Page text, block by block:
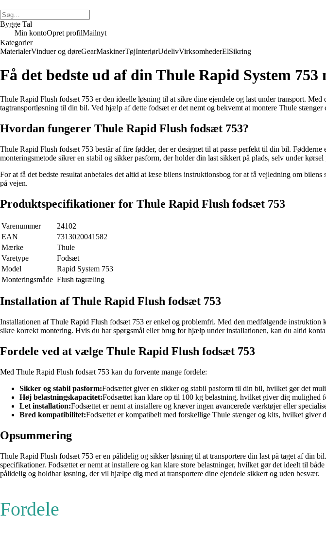
Bygge Tal
Min kontoOpret profilMailnyt
Kategorier
MaterialerVinduer og døreGearMaskinerTøjInteriørUdelivVirksomhederElSikring
Få det bedste ud af din Thule Rapid System 753
Thule Rapid Flush fodsæt 753 er den ideelle løsning til at sikre dine ejendele og last under transport.
tagtransportløsning til din bil. Ved hjælp af dette fodsæt er det nemt og bekvemt at montere Thule
Hvordan fungerer Thule Rapid Flush fodsæt 753?
Thule Rapid Flush fodsæt 753 består af fire fødder, der er designet til at passe perfekt til din bil.
monteringsmetode sikrer en stabil og sikker pasform, der holder din last sikkert på plads, selv under
For at få det bedste resultat anbefales det altid at læse bilens instruktionsbog for at få vejledning om
på vejen.
Produktspecifikationer for Thule Rapid Flush fodsæt 753
Varenummer
24102
EAN
7313020041582
Mærke
Thule
Varetype
Fodsæt
Model
Rapid System 753
Monteringsmåde Flush tagræling
Installation af Thule Rapid Flush fodsæt 753
Installationen af Thule Rapid Flush fodsæt 753 er enkel og problemfri. Med den medfølgende
sikre korrekt montering. Hvis du har spørgsmål eller brug for hjælp under installationen, kan du altid
Fordele ved at vælge Thule Rapid Flush fodsæt 753
Med Thule Rapid Flush fodsæt 753 kan du forvente mange fordele:
Sikker og stabil pasform:Fodsættet giver en sikker og stabil pasform til din bil, hvilket gør det
Høj belastningskapacitet:Fodsættet kan klare op til 100 kg belastning, hvilket giver dig mulighed
Let installation:Fodsættet er nemt at installere og kræver ingen avancerede værktøjer eller
Bred kompatibilitet:Fodsættet er kompatibelt med forskellige Thule stænger og kits, hvilket giver
Opsummering
Thule Rapid Flush fodsæt 753 er en pålidelig og sikker løsning til at transportere din last på taget af din
specifikationer. Fodsættet er nemt at installere og kan klare store belastninger, hvilket gør det ideelt til
pålidelig og holdbar løsning, der vil hjælpe dig med at transportere dine ejendele sikkert og uden besvær.
Fordele